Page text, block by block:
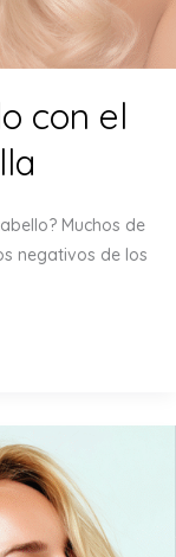
con el
Muchos de
negativos de los